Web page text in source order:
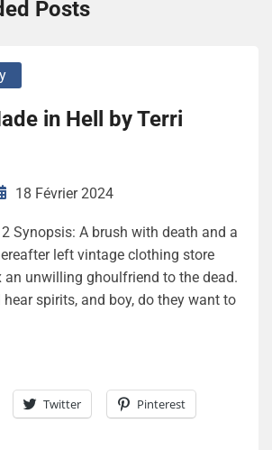
Posts
in Hell by Terri
18 Février 2024
Synopsis: A brush with death and a
left vintage clothing store
an unwilling ghoulfriend to the dead.
hear spirits, and boy, do they want to
Twitter Pinterest